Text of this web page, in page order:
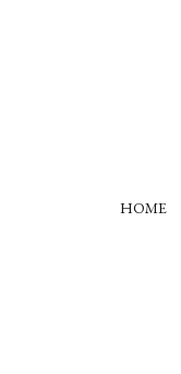
HOME